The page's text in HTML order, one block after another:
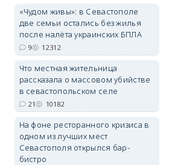
Спасатели благополучно
вернули туристов обратно на
сушу.
29/07/2026 17:03
«Чудом живы»: в Севастополе
две семьи остались без жилья
после налёта украинских БПЛА
9 12312
Что местная жительница
рассказала о массовом убийстве
в севастопольском селе
21 10182
На фоне ресторанного кризиса в
одном из лучших мест
Севастополя открылся бар-
бистро